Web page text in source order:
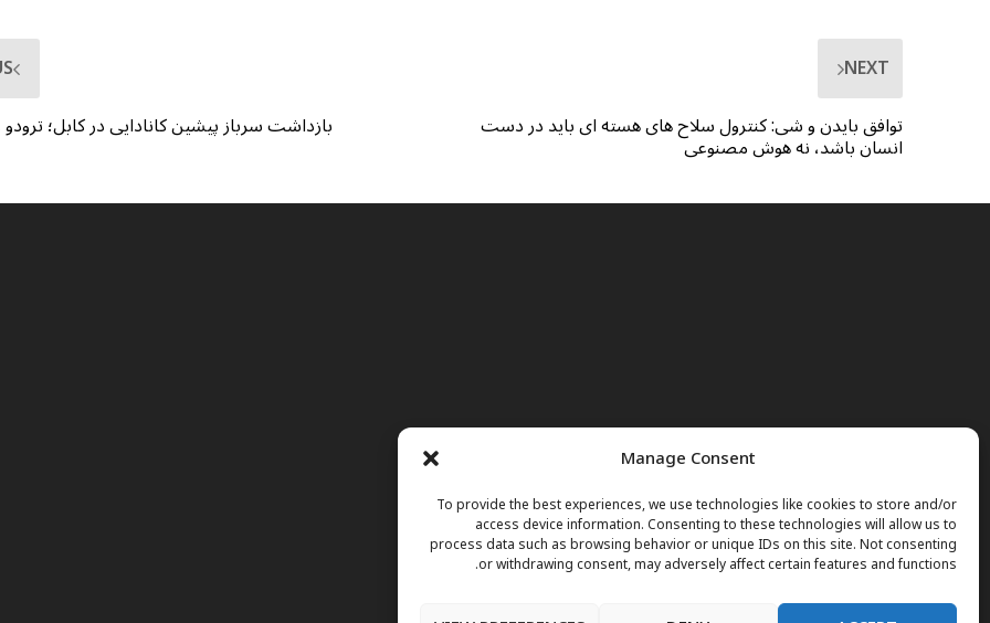
Manage Consent
To provide the best experiences, we use technologies like cookies to store and/or
access device information. Consenting to these technologies will allow us to
process data such as browsing behavior or unique IDs on this site. Not consenting
or withdrawing consent, may adversely affect certain features and functions.
بازداشت سرباز پیشین کانادایی در کابل؛
NEXT
توافق بایدن و شی: کنترول سلاح های هسته ای باید در دست
انسان باشد، نه هوش مصنوعی